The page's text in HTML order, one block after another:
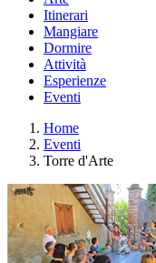
Itinerari
Mangiare
Dormire
Attività
Esperienze
Eventi
Home
Eventi
Torre d'Arte